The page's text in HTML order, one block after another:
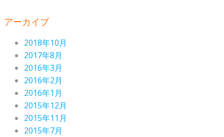
アーカイブ
2018年10月
2017年8月
2016年3月
2016年2月
2016年1月
2015年12月
2015年11月
2015年7月